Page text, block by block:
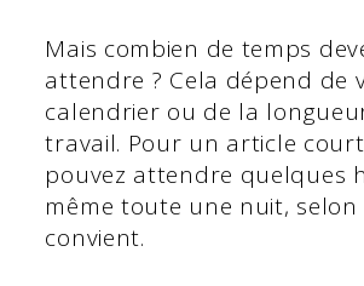
Mais combien de temps
attendre ? Cela dépend de
calendrier ou de la
travail. Pour un article
pouvez attendre quelques
même toute une nuit, selon
convient.